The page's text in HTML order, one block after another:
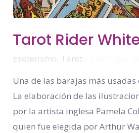
Tarot Rider
Esoterismo Tarot
Una de las barajas más
La elaboración de las
por la artista inglesa Pamela
quien fue elegida por Arthur
Rider
White